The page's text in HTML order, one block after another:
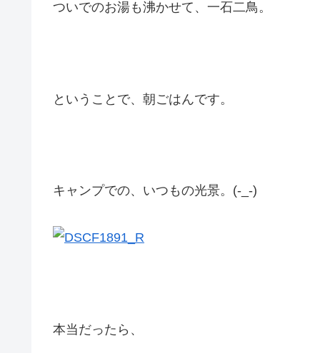
ついでのお湯も沸かせて、一石二鳥。
ということで、朝ごはんです。
キャンプでの、いつもの光景。(-_-)
本当だったら、